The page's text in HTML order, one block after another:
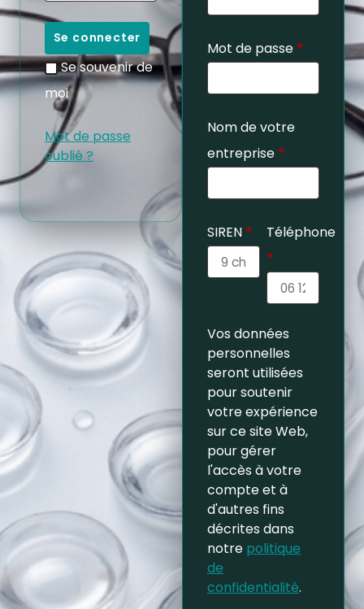
Se connecter
Se souvenir de
moi
Mot de passe
oublié ?
Mot de passe *
Nom de votre
entreprise *
SIREN *
Téléphone
*
Vos données
personnelles
seront utilisées
pour soutenir
votre expérience
sur ce site Web,
pour gérer
l'accès à votre
compte et à
d'autres fins
décrites dans
notre politique
de
confidentialité.